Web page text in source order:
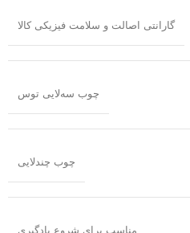
گارانتی اصالت و سلامت فیزیکی کالا
چوب سه‌لایی توس
چوب چندلایی
مناسب برای شروع یادگیری